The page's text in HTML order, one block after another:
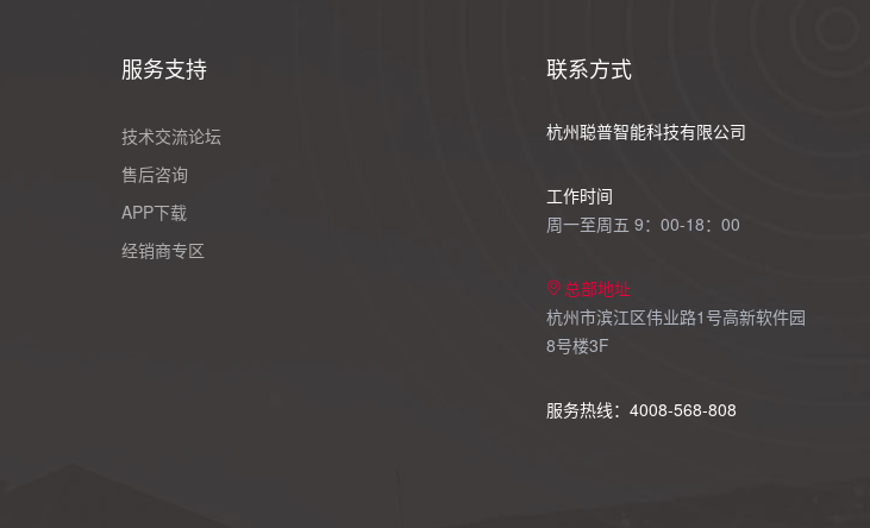
服务支持
技术交流论坛
售后咨询
APP下载
经销商专区
联系方式
杭州聪普智能科技有限公司
工作时间
周一至周五 9：00-18：00
总部地址
杭州市滨江区伟业路1号高新软件园
8号楼3F
服务热线：4008-568-808